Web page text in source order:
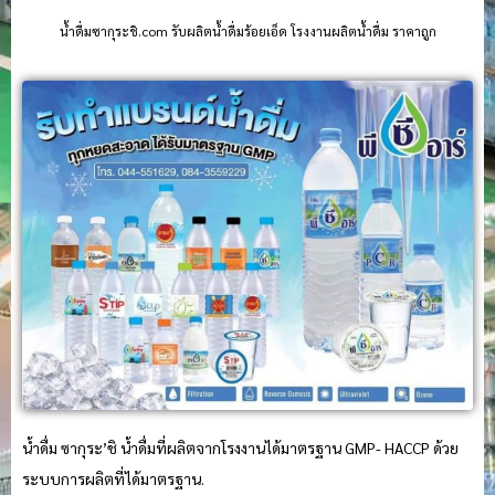
น้ําดื่มซากุระชิ.com รับผลิตน้ำดื่มร้อยเอ็ด โรงงานผลิตน้ำดื่ม ราคาถูก
น้ำดื่ม ซากุระ’ชิ น้ำดื่มที่ผลิตจากโรงงานได้มาตรฐาน GMP- HACCP ด้วย
ระบบการผลิตที่ได้มาตรฐาน.